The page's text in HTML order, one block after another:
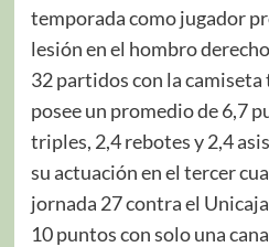
temporada como jugador
lesión en el hombro
32 partidos con la camiseta
posee un promedio de 6,7
triples, 2,4 rebotes y 2,4
su actuación en el tercer
jornada 27 contra el
10 puntos con solo una